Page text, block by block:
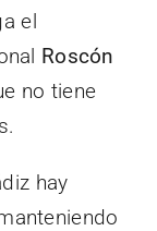
el
Roscón
no tiene
hay